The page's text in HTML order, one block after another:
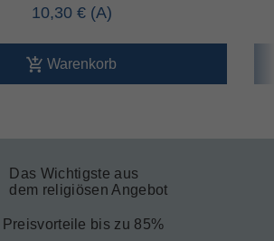
10,30 €
Warenkorb
Das Wichtigste aus
dem religiösen Angebot
Preisvorteile bis zu 85%